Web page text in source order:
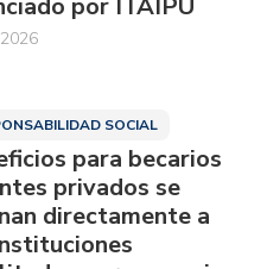
SOCIAL
para becarios
privados se
directamente a